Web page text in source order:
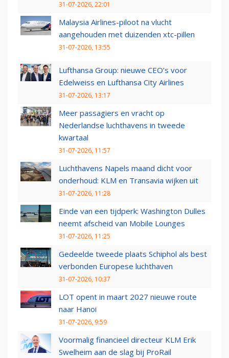
31-07-2026, 22:01
Malaysia Airlines-piloot na vlucht
aangehouden met duizenden xtc-pillen
31-07-2026, 13:55
Lufthansa Group: nieuwe CEO’s voor
Edelweiss en Lufthansa City Airlines
31-07-2026, 13:17
Meer passagiers en vracht op
Nederlandse luchthavens in tweede
kwartaal
31-07-2026, 11:57
Luchthavens Napels maand dicht voor
onderhoud: KLM en Transavia wijken uit
31-07-2026, 11:28
Einde van een tijdperk: Washington Dulles
neemt afscheid van Mobile Lounges
31-07-2026, 11:25
Gedeelde tweede plaats Schiphol als best
verbonden Europese luchthaven
31-07-2026, 10:37
LOT opent in maart 2027 nieuwe route
naar Hanoi
31-07-2026, 9:59
Voormalig financieel directeur KLM Erik
Swelheim aan de slag bij ProRail